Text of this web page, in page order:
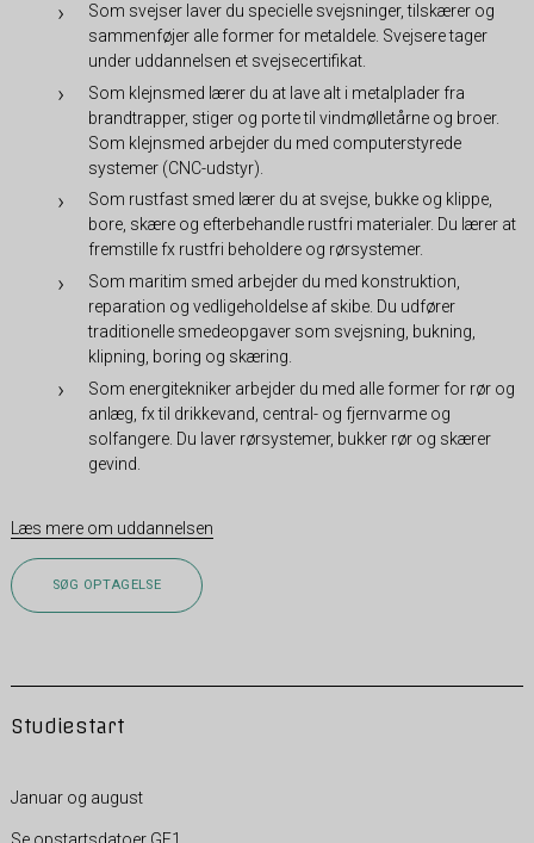
Som svejser laver du specielle svejsninger, tilskærer og
sammenføjer alle former for metaldele. Svejsere tager
under uddannelsen et svejsecertifikat.
Som klejnsmed lærer du at lave alt i metalplader fra
brandtrapper, stiger og porte til vindmølletårne og broer.
Som klejnsmed arbejder du med computerstyrede
systemer (CNC-udstyr).
Som rustfast smed lærer du at svejse, bukke og klippe,
bore, skære og efterbehandle rustfri materialer. Du lærer at
fremstille fx rustfri beholdere og rørsystemer.
Som maritim smed arbejder du med konstruktion,
reparation og vedligeholdelse af skibe. Du udfører
traditionelle smedeopgaver som svejsning, bukning,
klipning, boring og skæring.
Som energitekniker arbejder du med alle former for rør og
anlæg, fx til drikkevand, central- og fjernvarme og
solfangere. Du laver rørsystemer, bukker rør og skærer
gevind.
Læs mere om uddannelsen
SØG OPTAGELSE
Studiestart
Januar og august
Se opstartsdatoer GF1